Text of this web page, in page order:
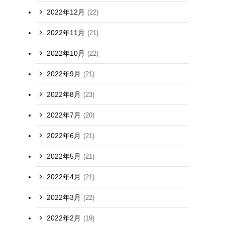
2022年12月 (22)
2022年11月 (21)
2022年10月 (22)
2022年9月 (21)
2022年8月 (23)
2022年7月 (20)
2022年6月 (21)
2022年5月 (21)
2022年4月 (21)
2022年3月 (22)
2022年2月 (19)